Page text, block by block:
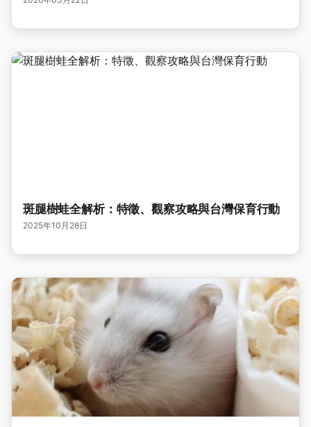
斑腿樹蛙全解析：特徵、觀察攻略與台灣保育行動
2025年10月28日